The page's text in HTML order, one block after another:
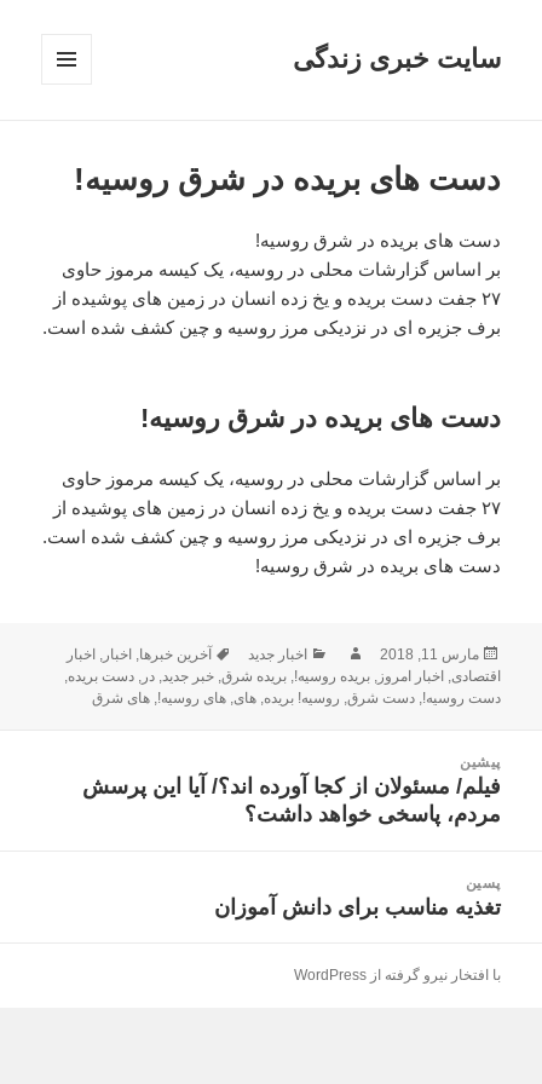
سایت خبری زندگی
دست های بریده در شرق روسیه!
دست های بریده در شرق روسیه!
بر اساس گزارشات محلی در روسیه، یک کیسه مرموز حاوی
۲۷ جفت دست بریده و یخ زده انسان در زمین های پوشیده از
برف جزیره ای در نزدیکی مرز روسیه و چین کشف شده است.
دست های بریده در شرق روسیه!
بر اساس گزارشات محلی در روسیه، یک کیسه مرموز حاوی
۲۷ جفت دست بریده و یخ زده انسان در زمین های پوشیده از
برف جزیره ای در نزدیکی مرز روسیه و چین کشف شده است.
دست های بریده در شرق روسیه!
ارسال
شده
در
مارس 11, 2018 نویسندهدسته‌ها
اخبار جدید برچسب‌ها
آخرین خبرها, اخبار, اخبار
اقتصادی, اخبار امروز,بریده روسیه!,بریده شرق,خبر جدید,در,دست بریده,
دست روسیه!,دست شرق, روسیه! بریده,های,های روسیه!,های شرق
نوشته
پیشین
نوشته
قبلی:
فیلم/ مسئولان از کجا آورده اند؟/ آیا این پرسش
مردم، پاسخی خواهد داشت؟
پسین
نوشته
تغذیه مناسب برای دانش آموزان
با افتخار نیرو گرفته از WordPress